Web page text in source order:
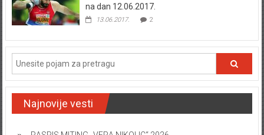
na dan 12.06.2017.
13.06.2017. 2
Najnovije vesti